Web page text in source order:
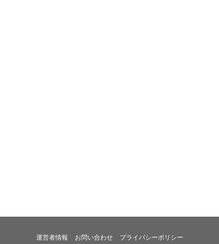
運営者情報 お問い合わせ プライバシーポリシー